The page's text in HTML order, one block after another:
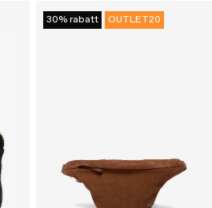
30% rabatt OUTLET20